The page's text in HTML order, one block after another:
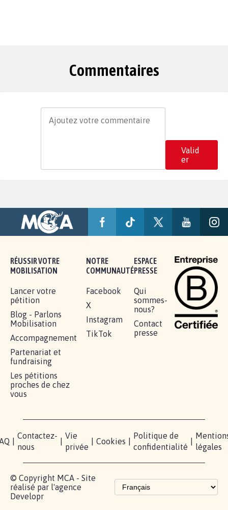
Commentaires
Valid
er
RÉUSSIR VOTRE
MOBILISATION
Lancer votre
pétition
Blog - Parlons
Mobilisation
Accompagnement
Partenariat et
fundraising
Les pétitions
proches de chez
vous
NOTRE
COMMUNAUTÉ
Facebook
X
Instagram
TikTok
ESPACE
PRESSE
Qui
sommes-
nous?
Contact
presse
Contactez-
nous
Vie
privée
Cookies
Politique de
confidentialité
légales
© Copyright MCA - Site
réalisé par l'agence
Developr